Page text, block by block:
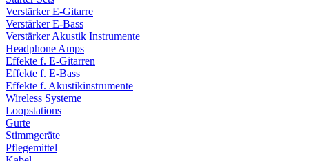
Verstärker E-Gitarre
Verstärker E-Bass
Verstärker Akustik Instrumente
Headphone Amps
Effekte f. E-Gitarren
Effekte f. E-Bass
Effekte f. Akustikinstrumente
Wireless Systeme
Loopstations
Gurte
Stimmgeräte
Pflegemittel